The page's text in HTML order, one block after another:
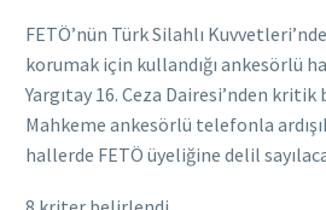
FETÖ’nün Türk Silahlı
korumak için kullandığı ankesörlü
Yargıtay 16. Ceza Dairesi’nden kritik
Mahkeme ankesörlü telefonla
hallerde FETÖ üyeliğine delil